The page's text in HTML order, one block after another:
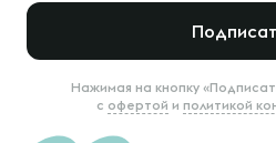
Нажимая на кнопку
с офертой и политикой